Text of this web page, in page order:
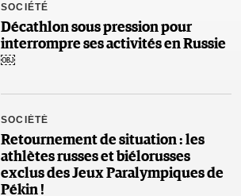
SOCIÉTÉ
Décathlon sous pression pour
interrompre ses activités en Russie
￼
SOCIÉTÉ
Retournement de situation : les
athlètes russes et biélorusses
exclus des Jeux Paralympiques de
Pékin !